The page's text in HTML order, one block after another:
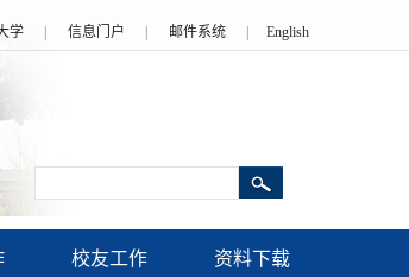
学 信息门户 邮件系统 English
校友工作 资料下载